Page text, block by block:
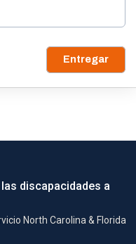
Entregar
discapacidades a
North Carolina & Florida